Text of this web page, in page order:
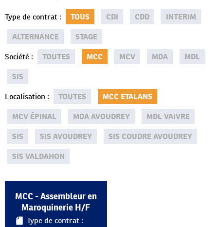
Type de contrat : TOUS CDI CDD
INTERIM
ALTERNANCE
STAGE
Société : TOUTES MCC MCV MDA
MDL
SIS
Localisation : TOUTES
MCC ETALANS
MCV ÉPINAL
MDA AVOUDREY
MDL VAIVRE
SIS
SIS AVOUDREY
SIS COUDRE AVOUDREY
SIS VALDAHON
MCC - Assembleur en
Maroquinerie H/F
Type de contrat :